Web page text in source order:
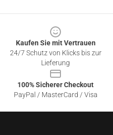
Kaufen Sie mit Vertrauen
24/7 Schutz von Klicks bis zur
Lieferung
100% Sicherer Checkout
PayPal / MasterCard / Visa